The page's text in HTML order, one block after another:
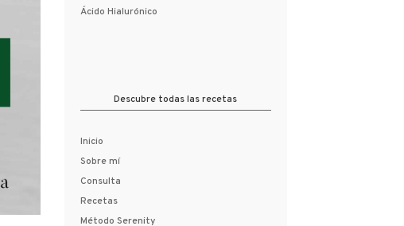
Ácido Hialurónico
Descubre todas las recetas
Inicio
Sobre mí
Consulta
Recetas
Método Serenity